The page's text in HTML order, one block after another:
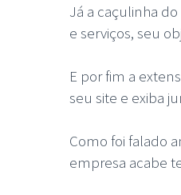
Já a caçulinha
e serviços, seu
E por fim a
seu site e exiba
Como foi falado
empresa acabe